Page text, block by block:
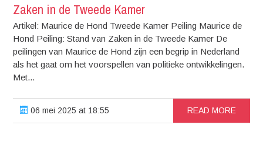
Zaken in de Tweede Kamer
Artikel: Maurice de Hond Tweede Kamer Peiling Maurice de
Hond Peiling: Stand van Zaken in de Tweede Kamer De
peilingen van Maurice de Hond zijn een begrip in Nederland
als het gaat om het voorspellen van politieke ontwikkelingen.
Met...
06 mei 2025 at 18:55 READ MORE